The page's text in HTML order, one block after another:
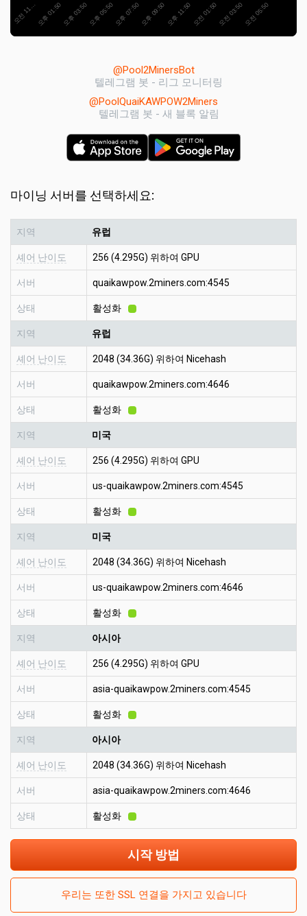
오전 11…오후 01:50오후 03:50오후 05:50오후 07:50오후 09:50오후 11:50오전 01:50오전 03:50오전 05:50
@Pool2MinersBot
텔레그램 봇 - 리그 모니터링
@PoolQuaiKAWPOW2Miners
텔레그램 봇 - 새 블록 알림
마이닝 서버를 선택하세요:
지역 유럽
셰어 난이도 256 (4.295G) 위하여 GPU
서버 quaikawpow.2miners.com:4545
상태 활성화
지역 유럽
셰어 난이도 2048 (34.36G) 위하여 Nicehash
서버 quaikawpow.2miners.com:4646
상태 활성화
지역 미국
셰어 난이도 256 (4.295G) 위하여 GPU
서버 us-quaikawpow.2miners.com:4545
상태 활성화
지역 미국
셰어 난이도 2048 (34.36G) 위하여 Nicehash
서버 us-quaikawpow.2miners.com:4646
상태 활성화
지역 아시아
셰어 난이도 256 (4.295G) 위하여 GPU
서버 asia-quaikawpow.2miners.com:4545
상태 활성화
지역 아시아
셰어 난이도 2048 (34.36G) 위하여 Nicehash
서버 asia-quaikawpow.2miners.com:4646
상태 활성화
시작 방법
우리는 또한 SSL 연결을 가지고 있습니다